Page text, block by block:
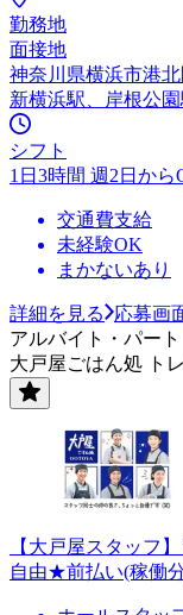
勤務地
面接地
神奈川県横浜市港
新横浜駅、岸根公
シフト
1日3時間 週2日から
交通費支給
未経験OK
まかないあり
詳細を見る
応募画
アルバイト・パート
大戸屋ごはん処 ト
【大戸屋スタッフ
自由★前払い(稼働